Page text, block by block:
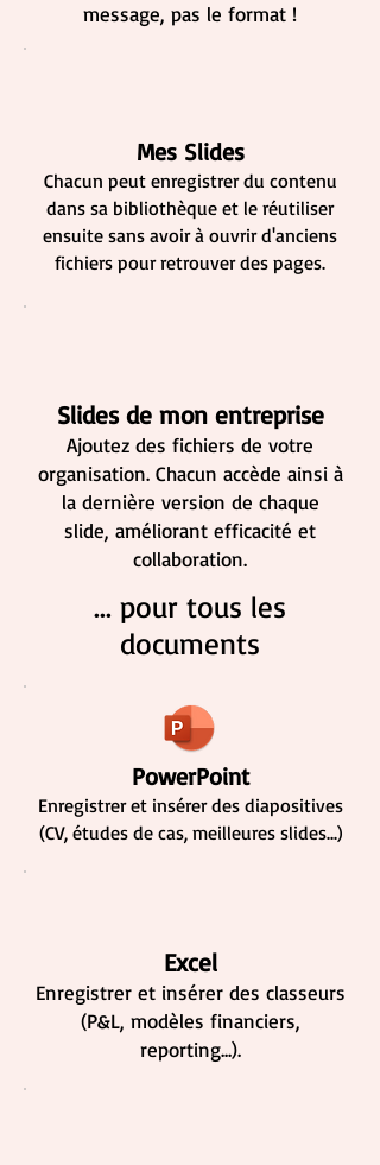
message, pas le format !
Mes Slides
Chacun peut enregistrer du contenu
dans sa bibliothèque et le réutiliser
ensuite sans avoir à ouvrir d'anciens
fichiers pour retrouver des pages.
Slides de mon entreprise
Ajoutez des fichiers de votre
organisation. Chacun accède ainsi à
la dernière version de chaque
slide, améliorant efficacité et
collaboration.
... pour tous les
documents
PowerPoint
Enregistrer et insérer des diapositives
(CV, études de cas, meilleures slides...)
Excel
Enregistrer et insérer des classeurs
(P&L, modèles financiers,
reporting...).